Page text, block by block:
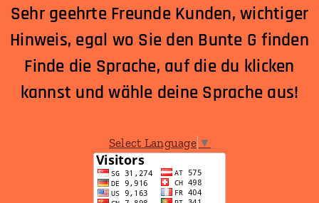
Sehr geehrte Freunde Kunden, wichtiger
Hinweis, egal wo Sie den Bunte G finden
Finde die Sprache, auf die du klicken
kannst und wähle deine Sprache aus!
Select Language ▼